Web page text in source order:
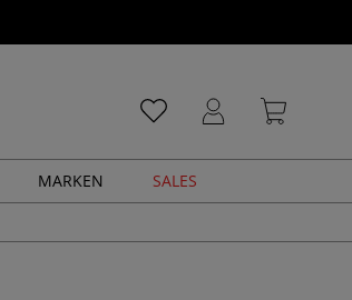
MARKEN SALES